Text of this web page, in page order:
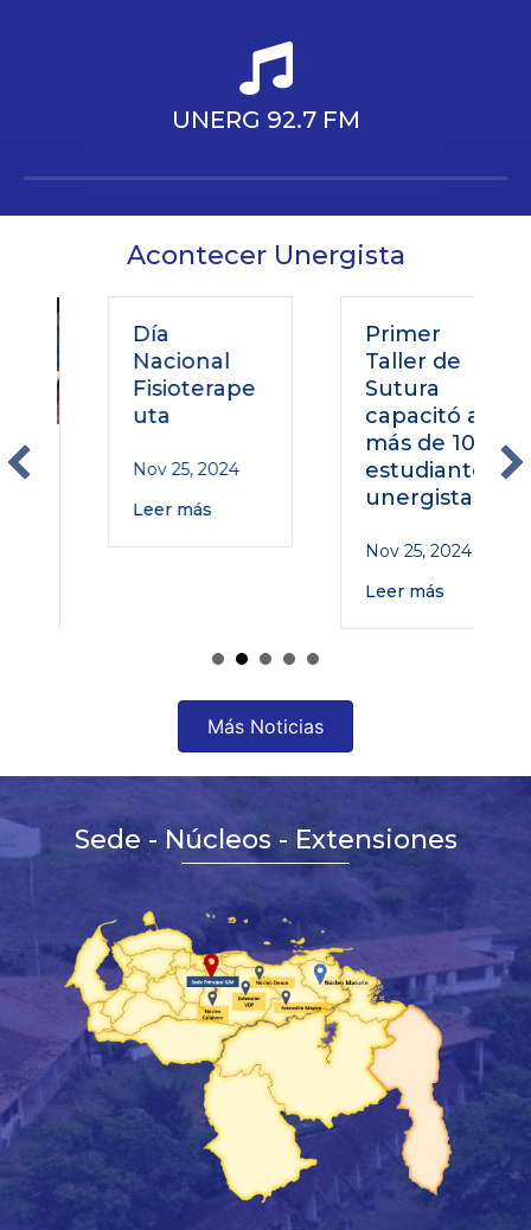
UNERG 92.7 FM
Acontecer Unergista
Día
Nacional
Fisioterape
uta
Nov 25, 2024
Leer más
Primer
Taller de
Sutura
capacitó a
más de 100
estudiantes
unergistas
Nov 25, 2024
Leer más
Más Noticias
Sede - Núcleos - Extensiones